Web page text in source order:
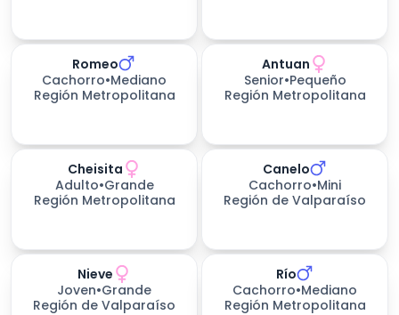
Romeo
Cachorro•Mediano
Región Metropolitana
Antuan
Senior•Pequeño
Región Metropolitana
Cheisita
Adulto•Grande
Región Metropolitana
Canelo
Cachorro•Mini
Región de Valparaíso
días esperando
Nieve
Joven•Grande
Región de Valparaíso
Río
Cachorro•Mediano
Región Metropolitana